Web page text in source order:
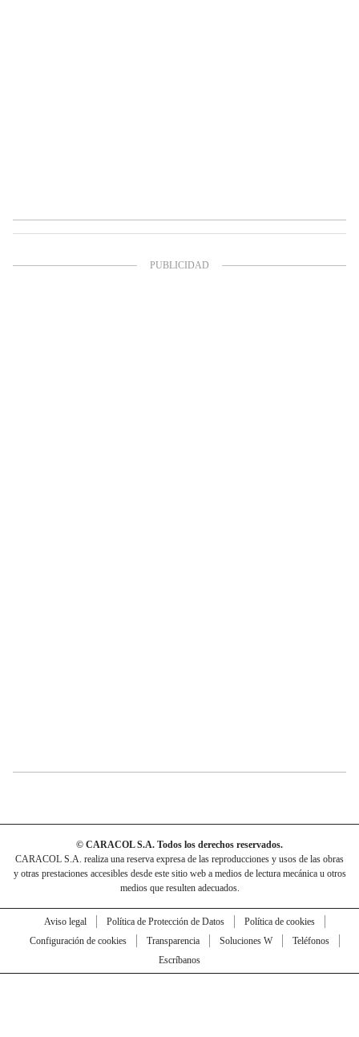
© CARACOL S.A. Todos los derechos reservados.
CARACOL S.A. realiza una reserva expresa de las reproducciones y usos de las obras
y otras prestaciones accesibles desde este sitio web a medios de lectura mecánica u otros
medios que resulten adecuados.
Aviso legal Política de Protección de Datos
Política de cookies
Configuración de cookies
Transparencia Soluciones W
Teléfonos
Escríbanos